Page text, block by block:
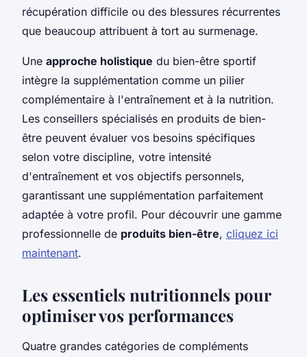
récupération difficile ou des blessures récurrentes
que beaucoup attribuent à tort au surmenage.
Une approche holistique du bien-être sportif
intègre la supplémentation comme un pilier
complémentaire à l'entraînement et à la nutrition.
Les conseillers spécialisés en produits de bien-
être peuvent évaluer vos besoins spécifiques
selon votre discipline, votre intensité
d'entraînement et vos objectifs personnels,
garantissant une supplémentation parfaitement
adaptée à votre profil. Pour découvrir une gamme
professionnelle de produits bien-être, cliquez ici
maintenant.
Les essentiels nutritionnels pour
optimiser vos performances
Quatre grandes catégories de compléments